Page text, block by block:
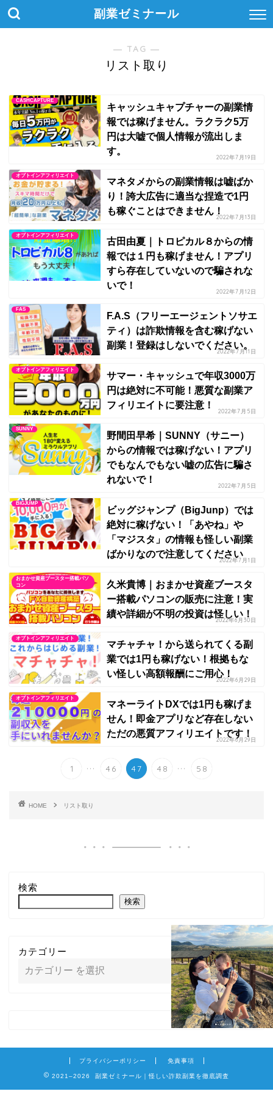
副業ゼミナール
― TAG ―
リスト取り
CASHCAPTURE
キャッシュキャプチャーの副業情
報では稼げません。ラクラク5万
円は大嘘で個人情報が流出しま
す。
2022年7月19日
オプトインアフィリエイト
マネタメからの副業情報は嘘ばか
り！誇大広告に適当な捏造で1円
も稼ぐことはできません！
2022年7月13日
オプトインアフィリエイト
古田由夏｜トロピカル８からの情
報では１円も稼げません！アプリ
すら存在していないので騙されな
いで！
2022年7月12日
FAS
F.A.S（フリーエージェントソサエ
ティ）は詐欺情報を含む稼げない
副業！登録はしないでください。
2022年7月11日
オプトインアフィリエイト
サマー・キャッシュで年収3000万
円は絶対に不可能！悪質な副業ア
フィリエイトに要注意！
2022年7月5日
SUNNY
野間田早希｜SUNNY（サニー）
からの情報では稼げない！アプリ
でもなんでもない嘘の広告に騙さ
れないで！
2022年7月5日
BIGJUMP
ビッグジャンプ（BigJunp）では
絶対に稼げない！「あやね」や
「マジスタ」の情報も怪しい副業
ばかりなので注意してください
2022年7月1日
おまかせ資産ブースター搭載パソ
コン
久米貴博｜おまかせ資産ブースタ
ー搭載パソコンの販売に注意！実
績や詳細が不明の投資は怪しい！
2022年6月30日
オプトインアフィリエイト
マチャチャ！から送られてくる副
業では1円も稼げない！根拠もな
い怪しい高額報酬にご用心！
2022年6月29日
オプトインアフィリエイト
マネーライトDXでは1円も稼げま
せん！即金アプリなど存在しない
ただの悪質アフィリエイトです！
2022年6月29日
1 ... 46 47 48 ... 58
HOME リスト取り
検索
検索
カテゴリー
プライバシーポリシー 免責事項
2021–2026 副業ゼミナール｜怪しい詐欺副業を徹底調査